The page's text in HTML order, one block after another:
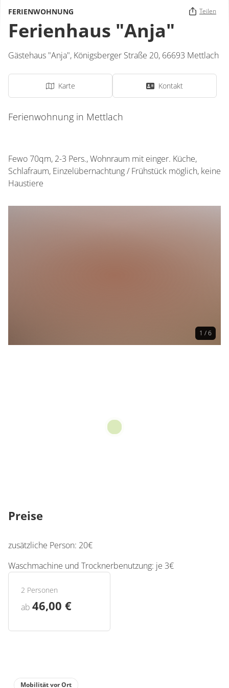
FERIENWOHNUNG Teilen
Ferienhaus "Anja"
Gästehaus "Anja", Königsberger Straße 20, 66693 Mettlach
Karte Kontakt
Ferienwohnung in Mettlach
Fewo 70qm, 2-3 Pers., Wohnraum mit einger. Küche,
Schlafraum, Einzelübernachtung / Frühstück möglich, keine
Haustiere
1 / 6
Preise
zusätzliche Person: 20€
Waschmachine und Trocknerbenutzung: je 3€
2 Personen
ab 46,00 €
Mobilität vor Ort